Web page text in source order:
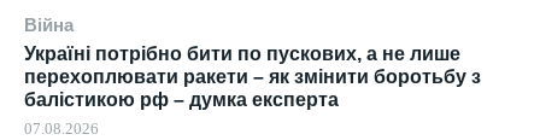
Війна
Україні потрібно бити по пускових, а не лише
перехоплювати ракети – як змінити боротьбу з
балістикою рф – думка експерта
07.08.2026